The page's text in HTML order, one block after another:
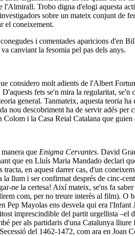
l'Almirall. Trobo digna d'elogi aquesta
sobre un mateix conjunt de
el coneixement.
i comentades aparicions d'en
canviant la fesomia pel pas dels anys.
considero molt adients de l'Albert
D'aquests fets se'n mira la regularitat,
general. Tanmateix, aquesta teoria
nou descobriment ha de servir adés
Colom i la Casa Reial Catalana que
que Enigma Cervantes. David
que en Lluís Maria Mandado declari
tracta, en aquest darrer cas, d'un
llum i ser confirmat després de cinc-
ne la certesa! Així mateix, se'ns fa
com, per no treure interès al film).
Pep Mayolas ens desvela qui era
imprescindible del partit urgellista
per als partidaris d'una Catalunya
del 1462-1472, com ara en Joan